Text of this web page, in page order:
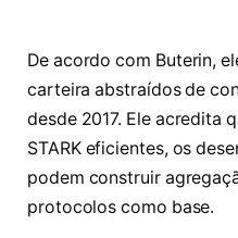
De acordo com Buterin,
carteira abstraídos de
desde 2017. Ele acredita
STARK eficientes, os
podem construir
protocolos como base.